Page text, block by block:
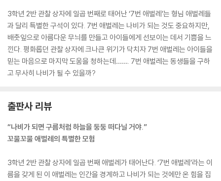
3학년 2반 관찰 상자에 일곱 번째로 태어난 ‘7번 애벌레’는 형님 애벌레들
과 달리 특별한 구석이 있다. 7번 애벌레는 나비가 되는 것도 중요하지만,
배춧잎으로 아름다운 무늬를 만들고 아이들에게 선보이는 데서 기쁨을 느
낀다. 평화롭던 관찰 상자에 크나큰 위기가 닥치자 7번 애벌레는 아이들을
믿는 마음으로 마지막 도움을 청하는데……. 7번 애벌레는 동생들을 구하
고 무사히 나비가 될 수 있을까?
출판사 리뷰
“나비가 되면 구름처럼 하늘을 둥둥 떠다닐 거야.”
꼬물꼬물 애벌레의 특별한 모험
3학년 2반 관찰 상자에 일곱 번째 애벌레가 태어난다. ‘7번 애벌레’라는 이
름을 갖게 된 이 애벌레는 인간을 경계하고 나비가 되는 것에만 온 힘을 집